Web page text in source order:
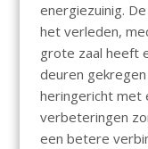
energiezuinig.
het verleden,
grote zaal heeft
deuren
heringericht met
verbeteringen
een betere